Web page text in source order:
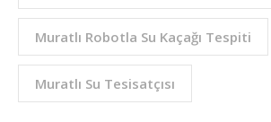
Muratlı Robotla Su Kaçağı Tespiti
Muratlı Su Tesisatçısı